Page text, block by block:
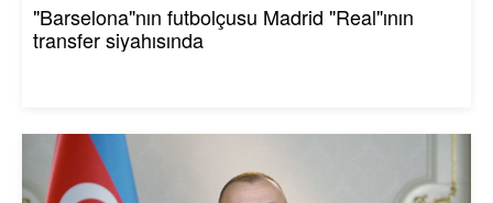
"Barselona"nın futbolçusu Madrid "Real"ının
transfer siyahısında